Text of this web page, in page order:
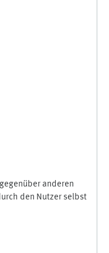
anderen
den Nutzer selbst